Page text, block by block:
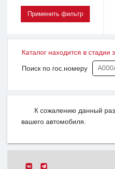
Каталог находится в
Поиск по гос.номеру
К сожалению данный
вашего автомобиля.